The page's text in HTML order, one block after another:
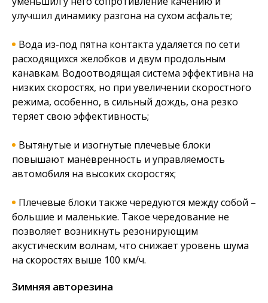
улучшил динамику разгона на сухом асфальте;
Вода из-под пятна контакта удаляется по сети
расходящихся желобков и двум продольным
канавкам. Водоотводящая система эффективна на
низких скоростях, но при увеличении скоростного
режима, особенно, в сильный дождь, она резко
теряет свою эффективность;
Вытянутые и изогнутые плечевые блоки
повышают манёвренность и управляемость
автомобиля на высоких скоростях;
Плечевые блоки также чередуются между собой –
большие и маленькие. Такое чередование не
позволяет возникнуть резонирующим
акустическим волнам, что снижает уровень шума
на скоростях выше 100 км/ч.
Зимняя авторезина